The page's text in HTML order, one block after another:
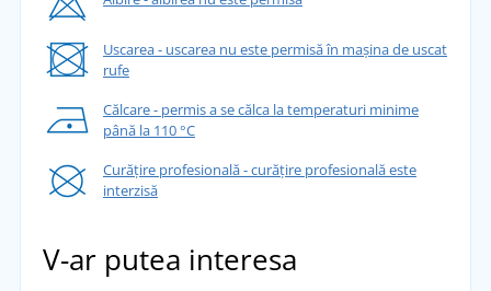
Uscarea - uscarea nu este permisă în mașina de uscat
rufe
Călcare - permis a se călca la temperaturi minime
până la 110 °C
Curățire profesională - curățire profesională este
interzisă
V-ar putea interesa